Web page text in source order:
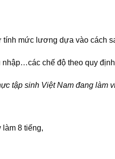
tính mức lương dựa vào cách
nhập…các chế độ theo quy
tập sinh Việt Nam đang làm
làm 8 tiếng,